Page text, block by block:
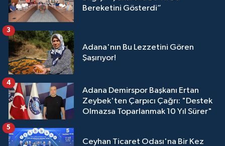
Bereketini Gösterdi”
Adana'nın Bu Lezzetini Gören
Şaşırıyor!
3
Adana Demirspor Başkanı Ertan
Zeybek'ten Çarpıcı Çağrı: "Destek
Olmazsa Toparlanmak 10 Yıl Sürer"
4
Ceyhan Ticaret Odası'na Bir Kez
5